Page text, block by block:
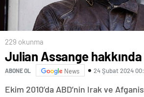
229 okunma
Julian Assange
ABONE OL News 24 Şubat 2024
Ekim 2010’da ABD’nin Irak ve